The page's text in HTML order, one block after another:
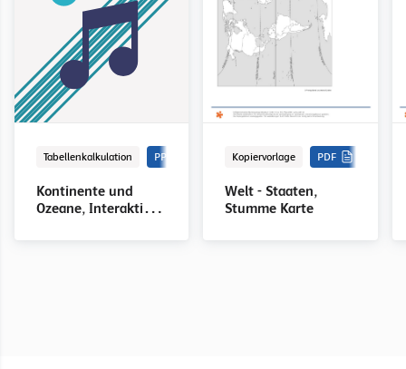
Tabellenkalkulation PPTX
Kontinente und
Ozeane, Interaktives
Kopiervorlage PDF
Welt - Staaten,
Stumme Karte